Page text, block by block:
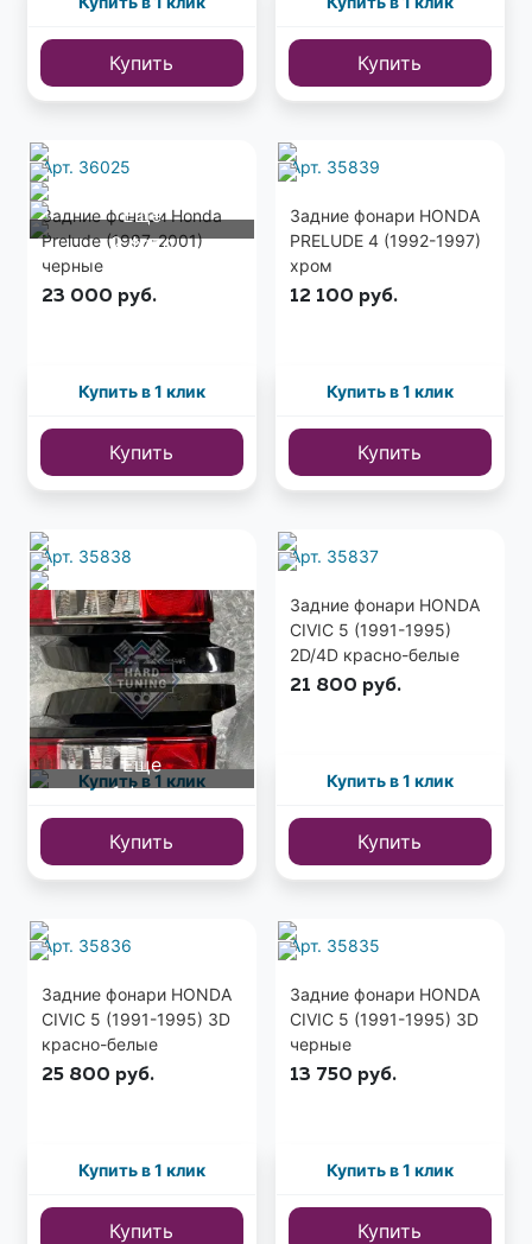
Купить Купить
Еще
2 фото
Арт. 36025
Задние фонари Honda
Prelude (1997-2001)
черные
23 000 руб.
Купить в 1 клик
Купить
Арт. 35839
Задние фонари HONDA
PRELUDE 4 (1992-1997)
хром
12 100 руб.
Купить в 1 клик
Купить
Еще
1 фото
Арт. 35838
Задние фонари HONDA
CIVIC 6 (1995-2001) 3D
красно-белые
26 800руб.
Купить в 1 клик
Купить
Арт. 35837
Задние фонари HONDA
CIVIC 5 (1991-1995)
2D/4D красно-белые
21 800 руб.
Купить в 1 клик
Купить
Арт. 35836
Задние фонари HONDA
CIVIC 5 (1991-1995) 3D
красно-белые
25 800 руб.
Купить в 1 клик
Купить
Арт. 35835
Задние фонари HONDA
CIVIC 5 (1991-1995) 3D
черные
13 750 руб.
Купить в 1 клик
Купить